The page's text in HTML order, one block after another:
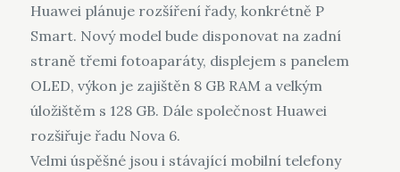
Huawei plánuje rozšíření řady, konkrétně P
Smart. Nový model bude disponovat na zadní
straně třemi fotoaparáty, displejem s panelem
OLED, výkon je zajištěn 8 GB RAM a velkým
úložištěm s 128 GB. Dále společnost Huawei
rozšiřuje řadu Nova 6.
Velmi úspěšné jsou i stávající mobilní telefony